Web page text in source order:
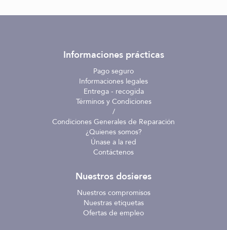
Informaciones prácticas
Pago seguro
Informaciones legales
Entrega - recogida
Términos y Condiciones
/
Condiciones Generales de Reparación
¿Quienes somos?
Únase a la red
Contáctenos
Nuestros dosieres
Nuestros compromisos
Nuestras etiquetas
Ofertas de empleo